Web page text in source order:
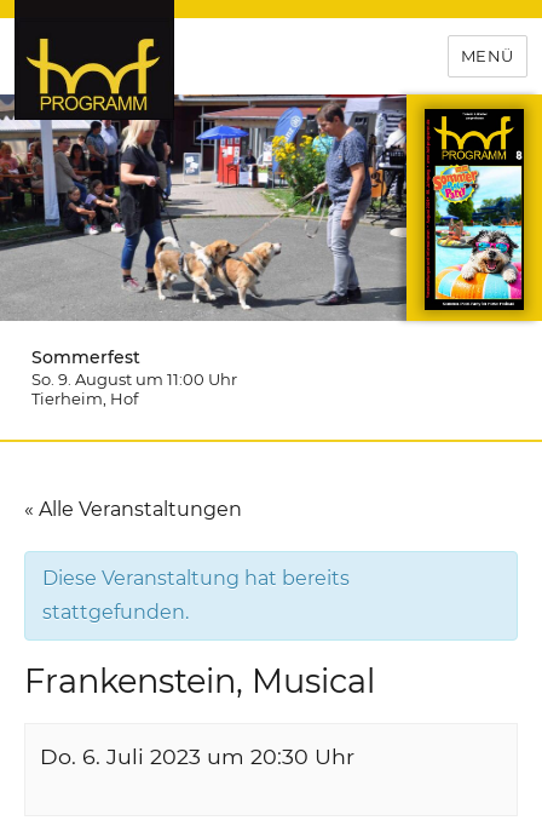
hof-programm – das
Veranstaltungsportal für
Hochfranken
MENÜ
Sommerfest
So. 9. August um 11:00 Uhr
Tierheim , Hof
« Alle Veranstaltungen
Diese Veranstaltung hat bereits
stattgefunden.
Frankenstein, Musical
Do. 6. Juli 2023 um 20:30 Uhr